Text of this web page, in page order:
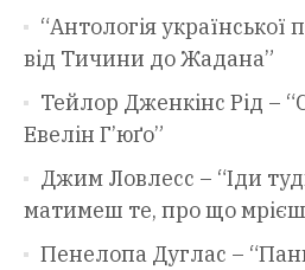
“Антологія української
від Тичини до Жадана”
Тейлор Дженкінс Рід –
Евелін Г’юґо”
Джим Ловлесс – “Іди
матимеш те, про що
Пенелопа Дуглас –